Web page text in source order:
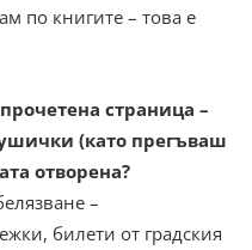
по книгите – това е
страница –
(като прегъваш
отворена?
–
билети от градския